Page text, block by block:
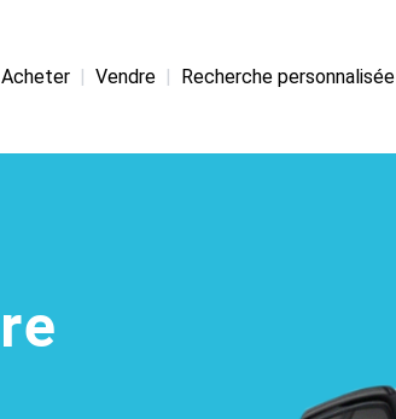
Acheter | Vendre | Recherche personnalisée